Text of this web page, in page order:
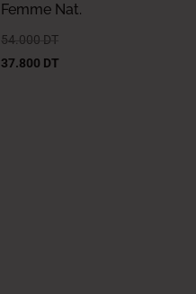
Femme Nat.
54.000 DT
37.800 DT